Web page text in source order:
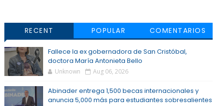
RECENT POPULAR COMENTARIOS
Fallece la ex gobernadora de San Cristóbal,
doctora María Antonieta Bello
Unknown Aug 06, 2026
Abinader entrega 1,500 becas internacionales y
anuncia 5,000 más para estudiantes sobresalientes